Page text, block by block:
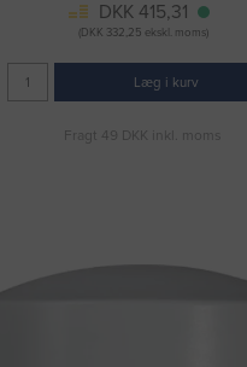
DKK 415,31
(DKK 332,25 ekskl. moms)
Læg i kurv
Fragt 49 DKK inkl. moms